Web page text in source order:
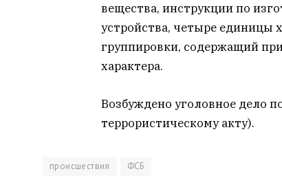
вещества, инструкции по
устройства, четыре единицы
группировки, содержащий
характера.
Возбуждено уголовное дело
террористическому акту).
происшествия ФСБ